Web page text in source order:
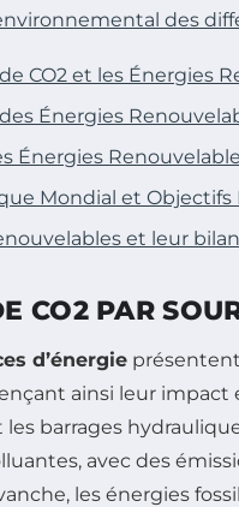
des
CO2 et les Énergies
Énergies
Énergies
Mondial et Objectifs
et leur
CO2 PAR
d’énergie
ainsi leur
les barrages
avec des
les énergies